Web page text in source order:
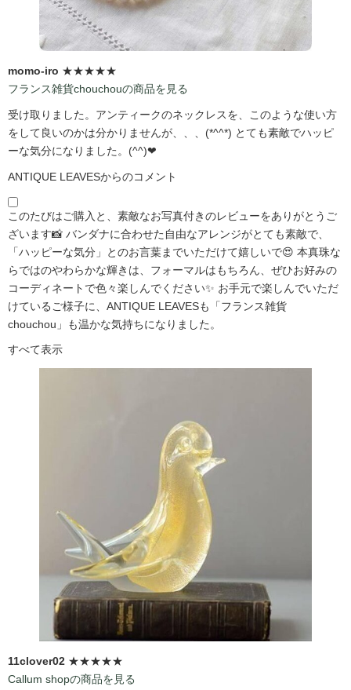
momo-iro ★★★★★
フランス雑貨chouchouの商品を見る
受け取りました。アンティークのネックレスを、このような使い方
をして良いのかは分かりませんが、、、(*^^*) とても素敵でハッピ
ーな気分になりました。(^^)❤
ANTIQUE LEAVESからのコメント
このたびはご購入と、素敵なお写真付きのレビューをありがとうご
ざいます📸 バンダナに合わせた自由なアレンジがとても素敵で、
「ハッピーな気分」とのお言葉までいただけて嬉しいで😍 本真珠な
らではのやわらかな輝きは、フォーマルはもちろん、ぜひお好みの
コーディネートで色々楽しんでください✨ お手元で楽しんでいただ
けているご様子に、ANTIQUE LEAVESも「フランス雑貨
chouchou」も温かな気持ちになりました。
すべて表示
11clover02 ★★★★★
Callum shopの商品を見る